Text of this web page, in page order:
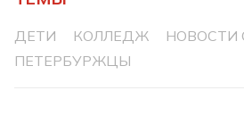
ДЕТИ КОЛЛЕДЖ
НОВОСТИ
ПЕТЕРБУРЖЦЫ